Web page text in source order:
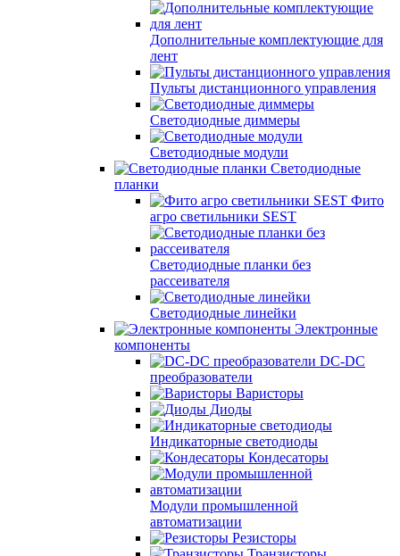
Дополнительные комплектующие для
лент
Пульты дистанционного управления
Светодиодные диммеры
Светодиодные модули
Светодиодные
планки
Фито
агро светильники SEST
Светодиодные планки без
рассеивателя
Светодиодные линейки
Электронные
компоненты
DC-DC
преобразователи
Варисторы
Диоды
Индикаторные светодиоды
Кондесаторы
Модули промышленной
автоматизации
Резисторы